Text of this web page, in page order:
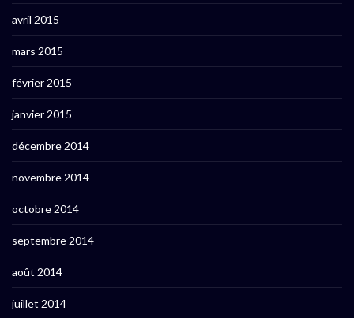
avril 2015
mars 2015
février 2015
janvier 2015
décembre 2014
novembre 2014
octobre 2014
septembre 2014
août 2014
juillet 2014